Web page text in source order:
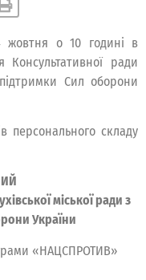
о 10 годині в
Консультативної ради
Сил оборони
персонального складу
міської ради з
України
«НАЦСПРОТИВ»